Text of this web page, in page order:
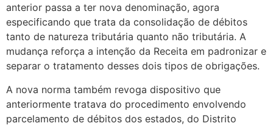
anterior passa a ter nova denominação, agora
especificando que trata da consolidação de débitos
tanto de natureza tributária quanto não tributária. A
mudança reforça a intenção da Receita em padronizar e
separar o tratamento desses dois tipos de obrigações.
A nova norma também revoga dispositivo que
anteriormente tratava do procedimento envolvendo
parcelamento de débitos dos estados, do Distrito